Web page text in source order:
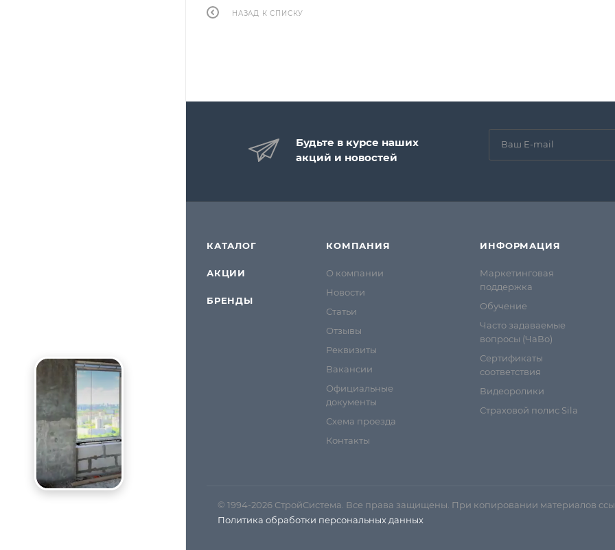
НАЗАД К СПИСКУ
Будьте в курсе наших
акций и новостей
КАТАЛОГ
АКЦИИ
БРЕНДЫ
КОМПАНИЯ
О компании
Новости
Статьи
Отзывы
Реквизиты
Вакансии
Официальные
документы
Схема проезда
Контакты
ИНФОРМАЦИЯ
Маркетинговая
поддержка
Обучение
Часто задаваемые
вопросы (ЧаВо)
Сертификаты
соответствия
Видеоролики
Страховой полис Sila
© 1994-2026 СтройСистема. Все права защищены. При копировании материалов
Политика обработки персональных данных